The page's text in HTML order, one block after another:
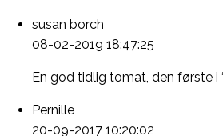
susan borch
08-02-2019 18:47:25
En god tidlig tomat, den første i
Pernille
20-09-2017 10:20:02